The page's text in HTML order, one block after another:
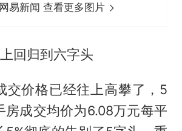
易新闻 查看更多图片
回归到六字头
交价格已经往上高攀了，5
房成交均价为6.08万元每平